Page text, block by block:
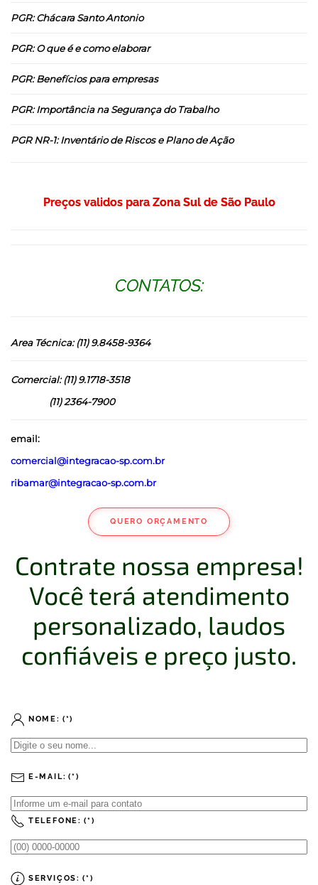
PGR: Chácara Santo Antonio
PGR: O que é e como elaborar
PGR: Benefícios para empresas
PGR: Importância na Segurança do Trabalho
PGR NR-1: Inventário de Riscos e Plano de Ação
Preços validos para Zona Sul de São Paulo
CONTATOS:
Area Técnica: (11) 9.8458-9364
Comercial: (11) 9.1718-3518
(11) 2364-7900
email:
comercial@integracao-sp.com.br
ribamar@integracao-sp.com.br
QUERO ORÇAMENTO
Contrate nossa empresa!
Você terá atendimento
personalizado, laudos
confiáveis e preço justo.
NOME: (*)
E-MAIL: (*)
TELEFONE: (*)
SERVIÇOS: (*)